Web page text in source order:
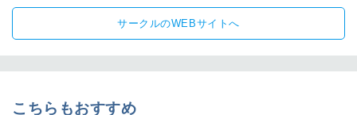
サークルのWEBサイトへ
こちらもおすすめ